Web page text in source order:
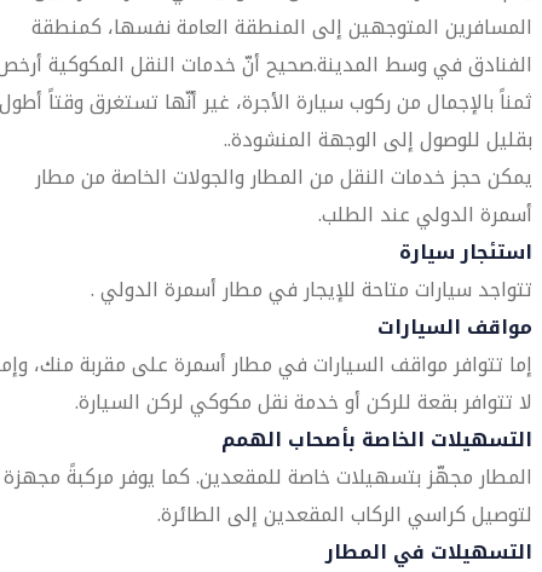
المسافرين المتوجهين إلى المنطقة العامة نفسها، كمنطقة
الفنادق في وسط المدينة.صحيح أنّ خدمات النقل المكوكية
ثمناً بالإجمال من ركوب سيارة الأجرة، غير أنّها تستغرق وقتاً أطول
بقليل للوصول إلى الوجهة المنشودة..
يمكن حجز خدمات النقل من المطار والجولات الخاصة من مطار
أسمرة الدولي عند الطلب.
استئجار سيارة
تتواجد سيارات متاحة للإيجار في مطار أسمرة الدولي .
مواقف السيارات
إما تتوافر مواقف السيارات في مطار أسمرة على مقربة منك،
لا تتوافر بقعة للركن أو خدمة نقل مكوكي لركن السيارة.
التسهيلات الخاصة بأصحاب الهمم
المطار مجهّز بتسهيلات خاصة للمقعدين. كما يوفر مركبةً مجهزة
لتوصيل كراسي الركاب المقعدين إلى الطائرة.
التسهيلات في المطار